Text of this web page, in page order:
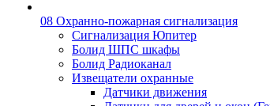
08 Охранно-пожарная сигнализация
Сигнализация Юпитер
Болид ШПС шкафы
Болид Радиоканал
Извещатели охранные
Датчики движения